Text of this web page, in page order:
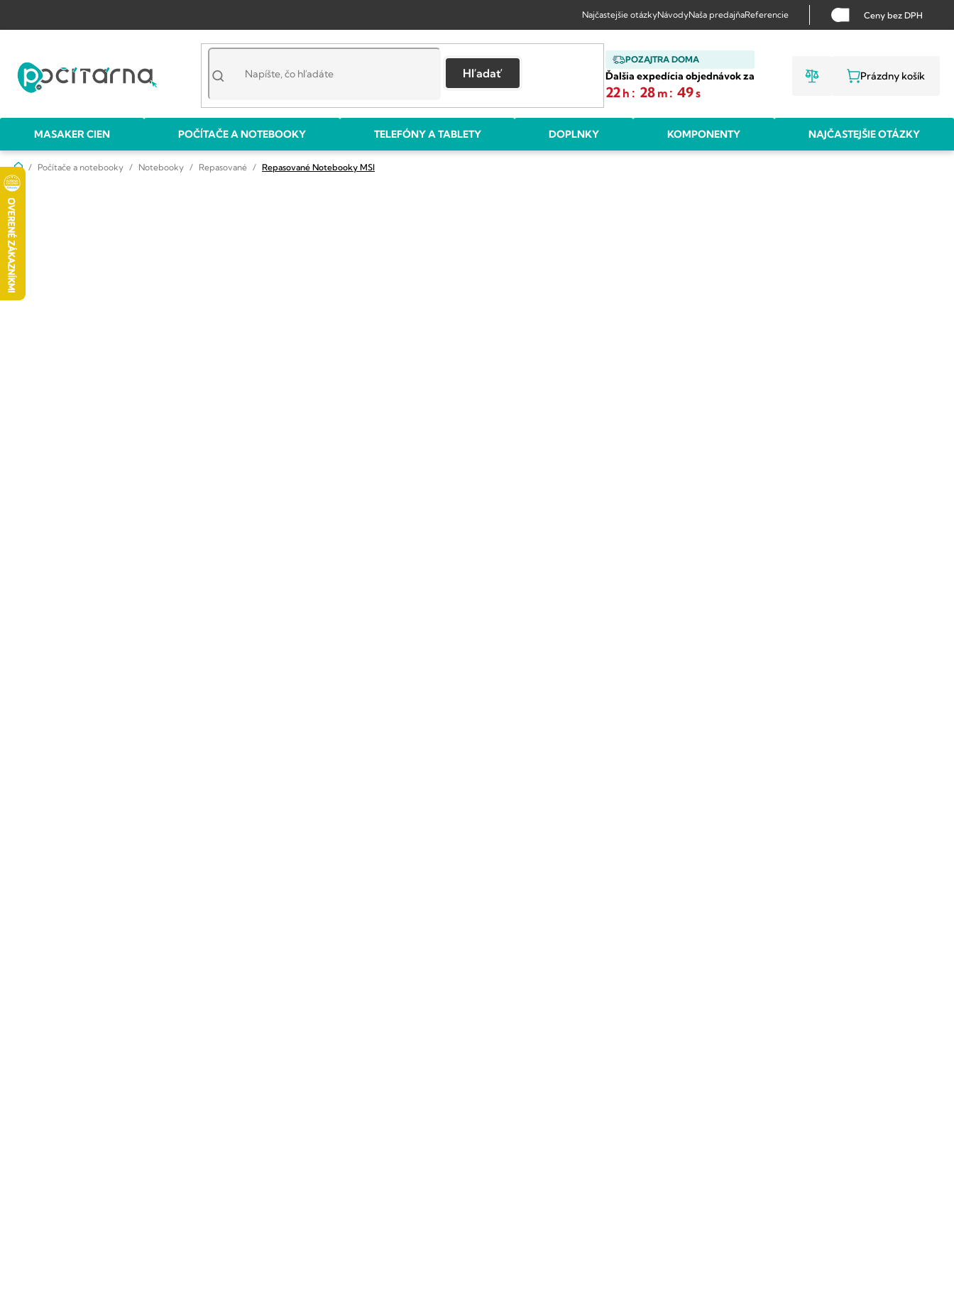
obsah
Najčastejšie otázkyNávodyNaša predajňaReferencie Ceny bez DPH
POZAJTRA DOMA
Ďalšia expedícia objednávok za
22 h : 28 m : 48 s
Hľadať
NÁKUPNÝ
Prázdny košík
MASAKER CIEN POČÍTAČE A NOTEBOOKY TELEFÓNY A TABLETY DOPLNKY KOMPONENTY NAJČASTEJŠIE OTÁZKY
DomovPočítače a notebooky Notebooky Repasované Repasované Notebooky MSI
B
o
č
n
ý
p